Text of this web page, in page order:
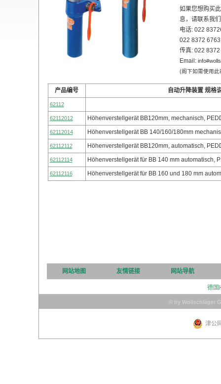
如果您想购买
息，请联系我
电话: 022
022 8372
传真: 022
Email:
(阁下如需使用
产品编号 自动升降装置 规格
62112
62112012 Höhenverstellgerät BB120mm, mechanisch,
62112014 Höhenverstellgerät BB 140/160/180mm
62112112 Höhenverstellgerät BB120mm, automatisch,
62112114 Höhenverstellgerät für BB 140 mm automatisch,
62112116 Höhenverstellgerät für BB 160 und 180 mm
网站地图 友情链接 网站导航
德国
© by Wollschläger
津公